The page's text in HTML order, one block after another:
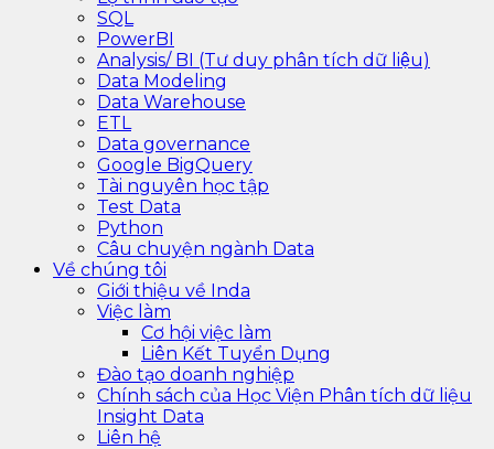
SQL
PowerBI
Analysis/ BI (Tư duy phân tích dữ liệu)
Data Modeling
Data Warehouse
ETL
Data governance
Google BigQuery
Tài nguyên học tập
Test Data
Python
Câu chuyện ngành Data
Về chúng tôi
Giới thiệu về Inda
Việc làm
Cơ hội việc làm
Liên Kết Tuyển Dụng
Đào tạo doanh nghiệp
Chính sách của Học Viện Phân tích dữ liệu
Insight Data
Liên hệ